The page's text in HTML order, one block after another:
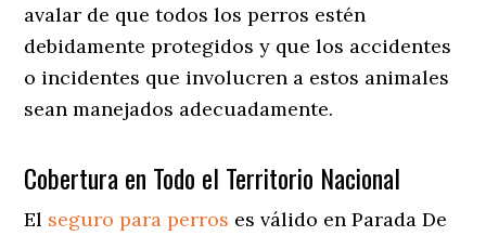
avalar de que todos los perros estén
debidamente protegidos y que los accidentes
o incidentes que involucren a estos animales
sean manejados adecuadamente.
Cobertura en Todo el Territorio Nacional
El seguro para perros es válido en Parada De